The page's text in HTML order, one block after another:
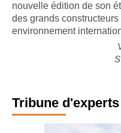
nouvelle édition de son
des grands
environnement
Tribune d'experts